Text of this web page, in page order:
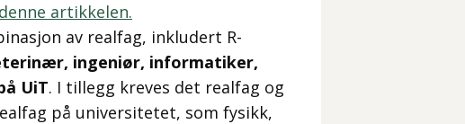
artikkelen.
av realfag, inkludert R-
ingeniør, informatiker,
UiT. I tillegg kreves det realfag og
på universitetet, som fysikk,